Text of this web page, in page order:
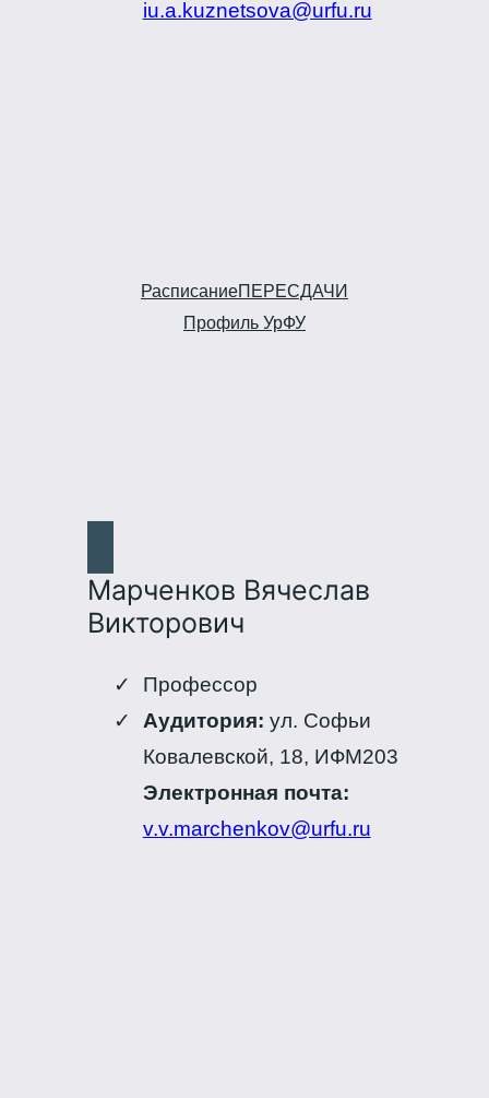
iu.a.kuznetsova@urfu.ru
РасписаниеПЕРЕСДАЧИ
Профиль УрФУ
Марченков Вячеслав
Викторович
Профессор
Аудитория: ул. Софьи
Ковалевской, 18, ИФМ203
Электронная почта:
v.v.marchenkov@urfu.ru